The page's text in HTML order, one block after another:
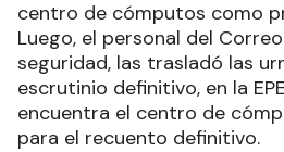
centro de cómputos como
Luego, el personal del
seguridad, las trasladó las
escrutinio definitivo, en la
encuentra el centro de
para el recuento definitivo.